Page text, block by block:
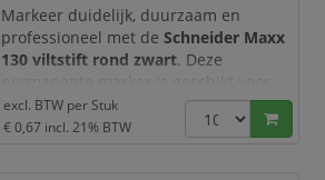
Markeer duidelijk, duurzaam en
professioneel met deSchneider Maxx
130 viltstift rond zwart. Deze
dagelijks gebruik op kantoor, in het
magazijn, op school, in werkplaatsen
excl. BTW per Stuk
€ 0,67 incl. 21% BTW